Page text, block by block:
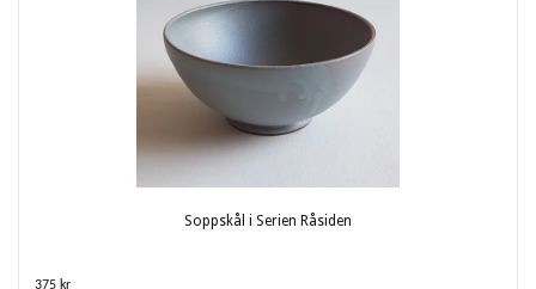
Soppskål i Serien Råsiden
375 kr